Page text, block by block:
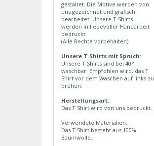
gestaltet. Die Motive werden von
uns gezeichnet und grafisch
bearbeitet. Unsere T Shirts
werden in liebevoller Handarbeit
bedruckt
(Alle Rechte vorbehalten)
Unsere T-Shirts mit Spruch:
Unsere T Shirts sind bei 40°
waschbar. Empfohlen wird, das T
Shirt vor dem Waschen auf links zu
drehen.
Herstellungsart:
Das T Shirt wird von uns bedruckt.
Verwendete Materialien:
Das T Shirt besteht aus 100%
Baumwolle.